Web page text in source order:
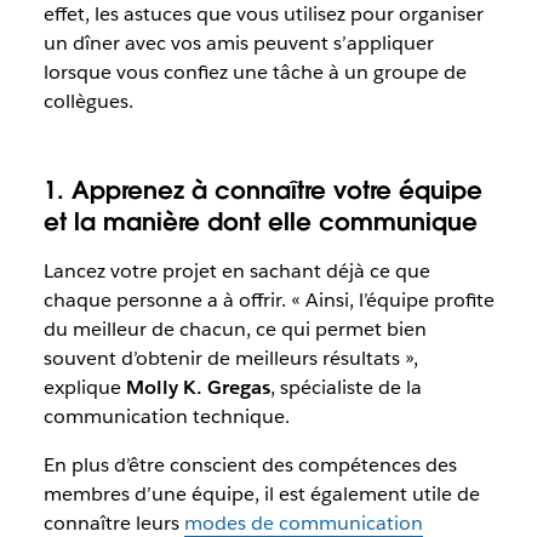
effet, les astuces que vous utilisez pour organiser
un dîner avec vos amis peuvent s’appliquer
lorsque vous confiez une tâche à un groupe de
collègues.
1. Apprenez à connaître votre équipe
et la manière dont elle communique
Lancez votre projet en sachant déjà ce que
chaque personne a à offrir. « Ainsi, l’équipe profite
du meilleur de chacun, ce qui permet bien
souvent d’obtenir de meilleurs résultats »,
explique Molly K. Gregas, spécialiste de la
communication technique.
En plus d’être conscient des compétences des
membres d’une équipe, il est également utile de
connaître leurs modes de communication